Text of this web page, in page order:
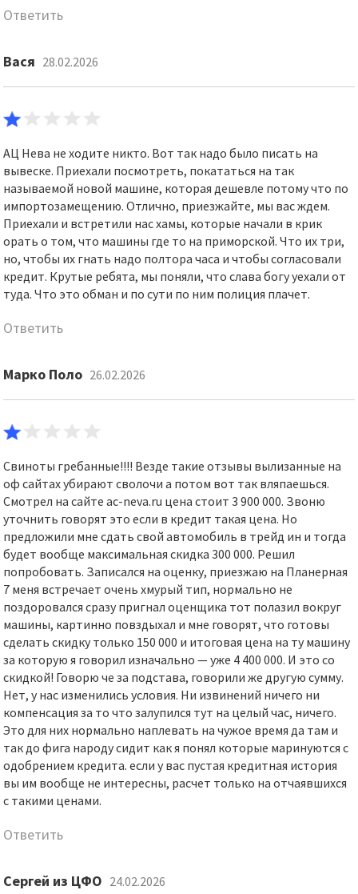
Ответить
Вася 28.02.2026
АЦ Нева не ходите никто. Вот так надо было писать на
вывеске. Приехали посмотреть, покататься на так
называемой новой машине, которая дешевле потому что по
импортозамещению. Отлично, приезжайте, мы вас ждем.
Приехали и встретили нас хамы, которые начали в крик
орать о том, что машины где то на приморской. Что их три,
но, чтобы их гнать надо полтора часа и чтобы согласовали
кредит. Крутые ребята, мы поняли, что слава богу уехали от
туда. Что это обман и по сути по ним полиция плачет.
Ответить
Марко Поло 26.02.2026
Свиноты гребанные!!!! Везде такие отзывы вылизанные на
оф сайтах убирают сволочи а потом вот так вляпаешься.
Смотрел на сайте ac-neva.ru цена стоит 3 900 000. Звоню
уточнить говорят это если в кредит такая цена. Но
предложили мне сдать свой автомобиль в трейд ин и тогда
будет вообще максимальная скидка 300 000. Решил
попробовать. Записался на оценку, приезжаю на Планерная
7 меня встречает очень хмурый тип, нормально не
поздоровался сразу пригнал оценщика тот полазил вокруг
машины, картинно повздыхал и мне говорят, что готовы
сделать скидку только 150 000 и итоговая цена на ту машину
за которую я говорил изначально — уже 4 400 000. И это со
скидкой! Говорю че за подстава, говорили же другую сумму.
Нет, у нас изменились условия. Ни извинений ничего ни
компенсация за то что залупился тут на целый час, ничего.
Это для них нормально наплевать на чужое время да там и
так до фига народу сидит как я понял которые маринуются с
одобрением кредита. если у вас пустая кредитная история
вы им вообще не интересны, расчет только на отчаявшихся
с такими ценами.
Ответить
Сергей из ЦФО 24.02.2026